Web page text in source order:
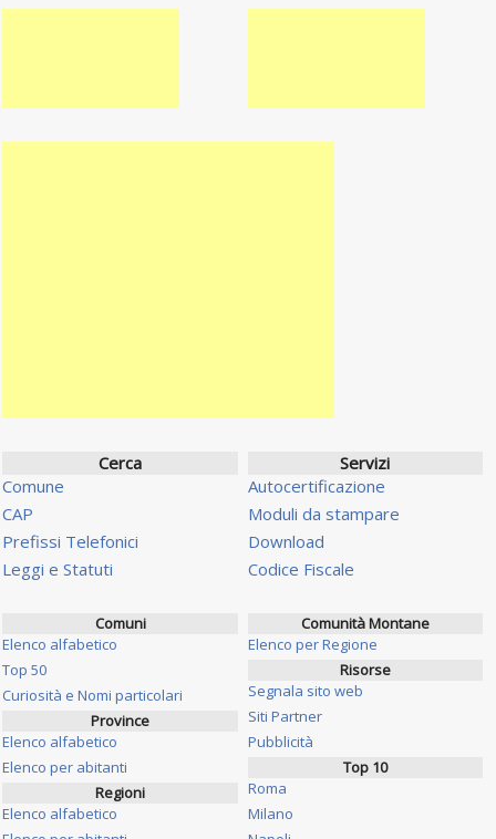
Cerca
Comune
CAP
Prefissi Telefonici
Leggi e Statuti
Servizi
Autocertificazione
Moduli da stampare
Download
Codice Fiscale
Comuni
Elenco alfabetico
Top 50
Curiosità e Nomi particolari
Province
Elenco alfabetico
Elenco per abitanti
Regioni
Elenco alfabetico
Comunità Montane
Elenco per Regione
Risorse
Segnala sito web
Siti Partner
Pubblicità
Top 10
Roma
Milano